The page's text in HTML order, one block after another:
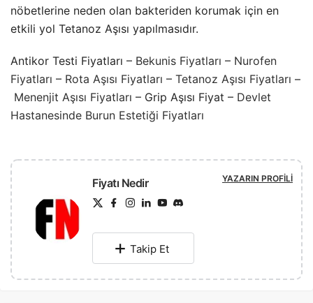
nöbetlerine neden olan bakteriden korumak için en
etkili yol Tetanoz Aşısı yapılmasıdır.
Antikor Testi Fiyatları – Bekunis Fiyatları – Nurofen
Fiyatları – Rota Aşısı Fiyatları – Tetanoz Aşısı Fiyatları –
Menenjit Aşısı Fiyatları – Grip Aşısı Fiyat – Devlet
Hastanesinde Burun Estetiği Fiyatları
Fiyatı Nedir YAZARIN PROFILI
Takip Et